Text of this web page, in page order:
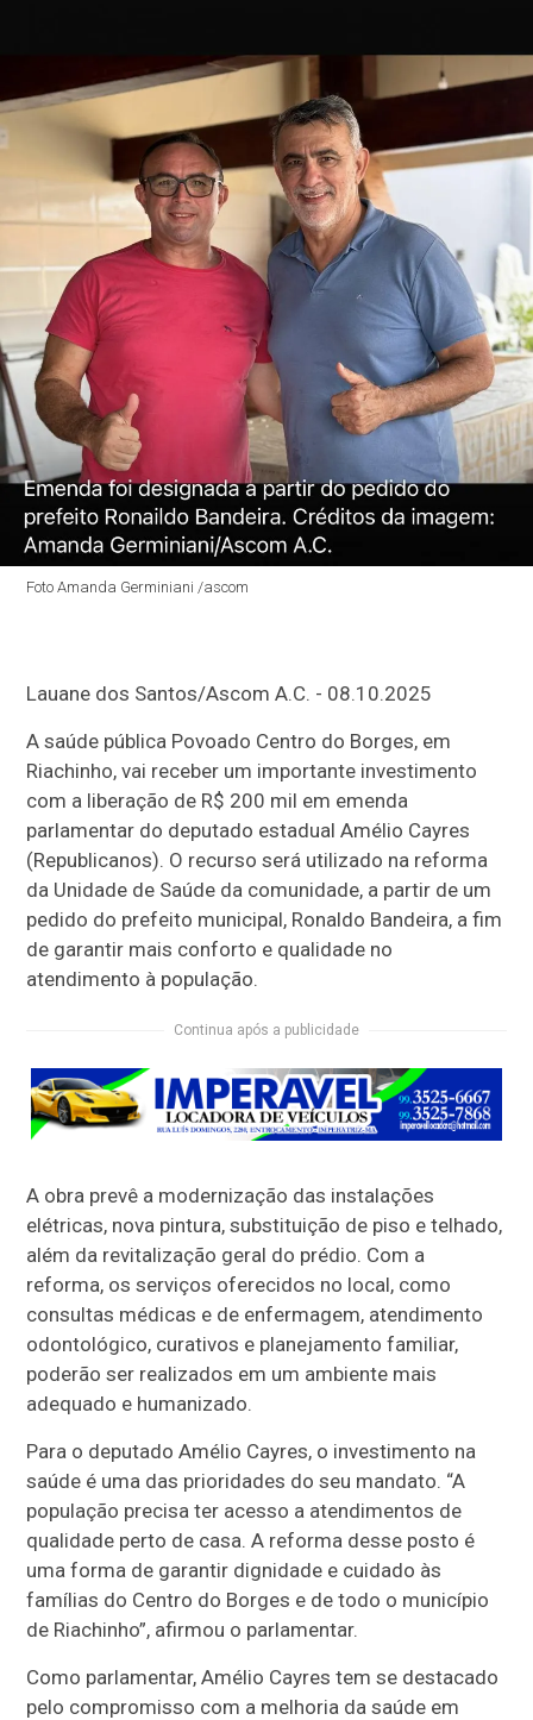
Foto Amanda Germiniani /ascom
Lauane dos Santos/Ascom A.C. - 08.10.2025
A saúde pública Povoado Centro do Borges, em
Riachinho, vai receber um importante investimento
com a liberação de R$ 200 mil em emenda
parlamentar do deputado estadual Amélio Cayres
(Republicanos). O recurso será utilizado na reforma
da Unidade de Saúde da comunidade, a partir de um
pedido do prefeito municipal, Ronaldo Bandeira, a fim
de garantir mais conforto e qualidade no
atendimento à população.
Continua após a publicidade
A obra prevê a modernização das instalações
elétricas, nova pintura, substituição de piso e telhado,
além da revitalização geral do prédio. Com a
reforma, os serviços oferecidos no local, como
consultas médicas e de enfermagem, atendimento
odontológico, curativos e planejamento familiar,
poderão ser realizados em um ambiente mais
adequado e humanizado.
Para o deputado Amélio Cayres, o investimento na
saúde é uma das prioridades do seu mandato. “A
população precisa ter acesso a atendimentos de
qualidade perto de casa. A reforma desse posto é
uma forma de garantir dignidade e cuidado às
famílias do Centro do Borges e de todo o município
de Riachinho”, afirmou o parlamentar.
Como parlamentar, Amélio Cayres tem se destacado
pelo compromisso com a melhoria da saúde em